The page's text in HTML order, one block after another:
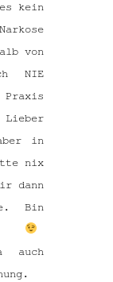
kein
von
NIE
in
nix
dann
Bin
auch